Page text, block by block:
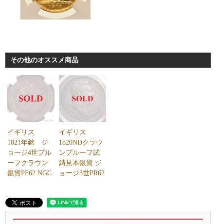
その他のオススメ商品
イギリス
1821年銘 ジ
ョージ4世プル
ーフクラウン
銀貨PF62 NGC
イギリス
1820NDクラウ
ンプルーフ試
鋳見本銀貨 ジ
ョージ3世PR62